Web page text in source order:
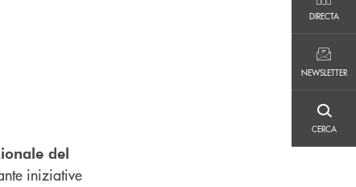
DIRECTA
NEWSLETTER
CERCA
del
iniziative